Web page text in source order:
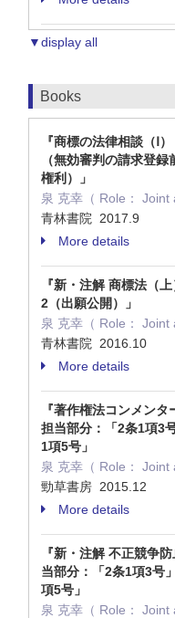
▼display all
Books
『商標の法律相談（Ⅰ
（無効審判の請求登
権利）」
泉 克幸（ Role： Joint
青林書院 2017.9
More details
『新・注解 商標法（
2（出願公開）」
泉 克幸（ Role： Joint
青林書院 2016.10
More details
『著作権法コンメン
担当部分：「2条1項3
1項5号」
泉 克幸（ Role： Joint
勁草書房 2015.12
More details
『新・注解 不正競争
当部分：「2条1項3号
項5号」
泉 克幸（ Role： Joint